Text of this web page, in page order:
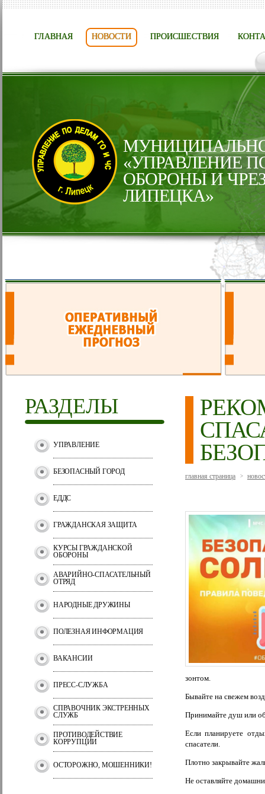
ГЛАВНАЯ НОВОСТИ ПРОИСШЕСТВИЯ
«УПРАВЛЕНИЕ
ОБОРОНЫ И
ЛИПЕЦКА»
РАЗДЕЛЫ
УПРАВЛЕНИЕ
БЕЗОПАСНЫЙ ГОРОД
ЕДДС
ГРАЖДАНСКАЯ ЗАЩИТА
КУРСЫ ГРАЖДАНСКОЙ
ОБОРОНЫ
АВАРИЙНО-СПАСАТЕЛЬНЫЙ
ОТРЯД
НАРОДНЫЕ ДРУЖИНЫ
ПОЛЕЗНАЯ ИНФОРМАЦИЯ
ВАКАНСИИ
ПРЕСС-СЛУЖБА
СПРАВОЧНИК ЭКСТРЕННЫХ
СЛУЖБ
ПРОТИВОДЕЙСТВИЕ
КОРРУПЦИИ
ОСТОРОЖНО, МОШЕННИКИ!
главная страница >
зонтом.
Бывайте на свежем
Принимайте душ или
Если планируете
спасатели.
Плотно закрывайте
Не оставляйте